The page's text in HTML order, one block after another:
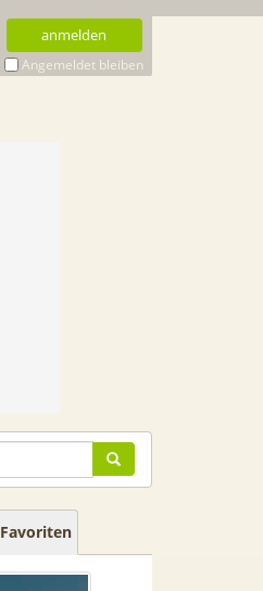
anmelden
Angemeldet bleiben
Favoriten